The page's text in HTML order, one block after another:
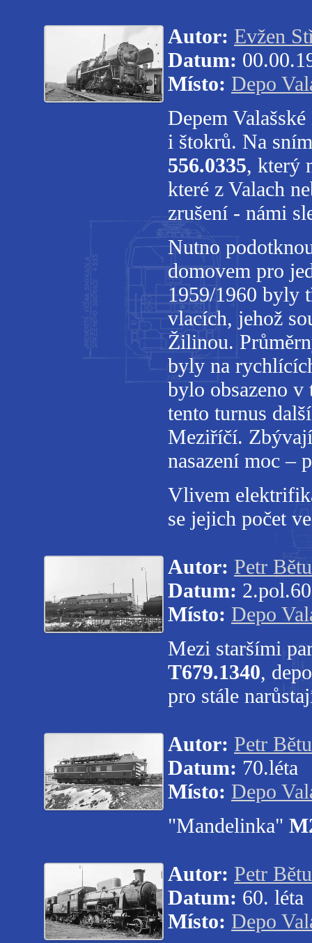
Autor: Evžen
Datum:
Místo: Depo
Depem
i štokrů. Na
556.0335, který
které z Valach
zrušení - námi
Nutno
domovem pro
1959/1960 byly
vlacích, jehož
Žilinou.
byly na
bylo obsazeno
tento turnus
Meziříčí.
nasazení moc –
Vlivem
se jejich počet
Autor: Petr
Datum:
Místo: Depo
Mezi staršími
T679.1340,
pro stále
Autor: Petr
Datum: 70.léta
Místo: Depo
"Mandelinka"
Autor: Petr
Datum: 60. léta
Místo: Depo